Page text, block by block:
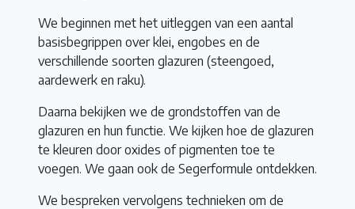
We beginnen met het uitleggen van een aantal
basisbegrippen over klei, engobes en de
verschillende soorten glazuren (steengoed,
aardewerk en raku).
Daarna bekijken we de grondstoffen van de
glazuren en hun functie. We kijken hoe de glazuren
te kleuren door oxides of pigmenten toe te
voegen. We gaan ook de Segerformule ontdekken.
We bespreken vervolgens technieken om de